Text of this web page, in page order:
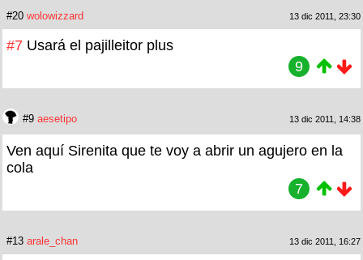
#20 wolowizzard 13 dic 2011, 23:30
#7 Usará el pajilleitor plus
9
#9 aesetipo 13 dic 2011, 14:38
Ven aquí Sirenita que te voy a abrir un agujero en la
cola
7
#13 arale_chan 13 dic 2011, 16:27